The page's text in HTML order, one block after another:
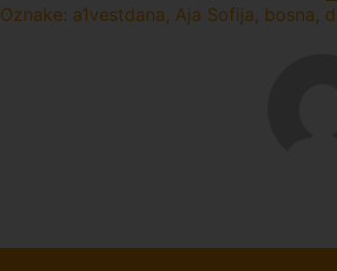
Oznake: a1vestdana, Aja Sofija, bosna,